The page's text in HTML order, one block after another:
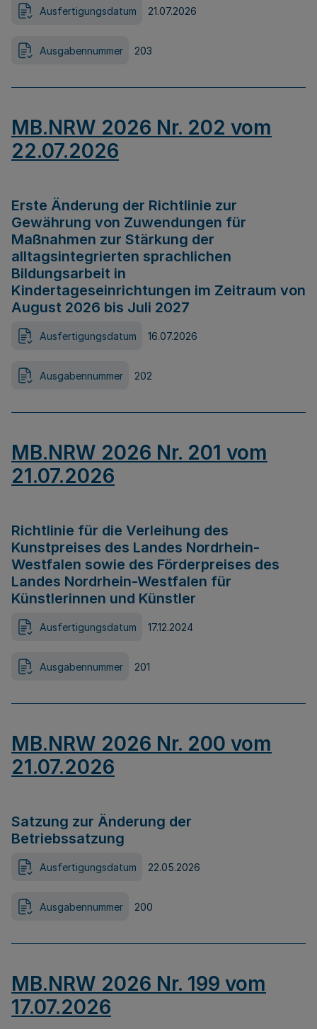
Ausfertigungsdatum 21.07.2026
Ausgabennummer 203
MB.NRW 2026 Nr. 202 vom
22.07.2026
Erste Änderung der Richtlinie zur
Gewährung von Zuwendungen für
Maßnahmen zur Stärkung der
alltagsintegrierten sprachlichen
Bildungsarbeit in
Kindertageseinrichtungen im Zeitraum von
August 2026 bis Juli 2027
Ausfertigungsdatum 16.07.2026
Ausgabennummer 202
MB.NRW 2026 Nr. 201 vom
21.07.2026
Richtlinie für die Verleihung des
Kunstpreises des Landes Nordrhein-
Westfalen sowie des Förderpreises des
Landes Nordrhein-Westfalen für
Künstlerinnen und Künstler
Ausfertigungsdatum 17.12.2024
Ausgabennummer 201
MB.NRW 2026 Nr. 200 vom
21.07.2026
Satzung zur Änderung der
Betriebssatzung
Ausfertigungsdatum 22.05.2026
Ausgabennummer 200
MB.NRW 2026 Nr. 199 vom
17.07.2026